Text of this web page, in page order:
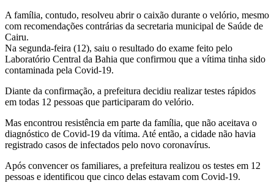
A família, contudo, resolveu abrir o caixão durante o velório, mesmo
com recomendações contrárias da secretaria municipal de Saúde de
Cairu.
Na segunda-feira (12), saiu o resultado do exame feito pelo
Laboratório Central da Bahia que confirmou que a vítima tinha sido
contaminada pela Covid-19.
Diante da confirmação, a prefeitura decidiu realizar testes rápidos
em todas 12 pessoas que participaram do velório.
Mas encontrou resistência em parte da família, que não aceitava o
diagnóstico de Covid-19 da vítima. Até então, a cidade não havia
registrado casos de infectados pelo novo coronavírus.
Após convencer os familiares, a prefeitura realizou os testes em 12
pessoas e identificou que cinco delas estavam com Covid-19.